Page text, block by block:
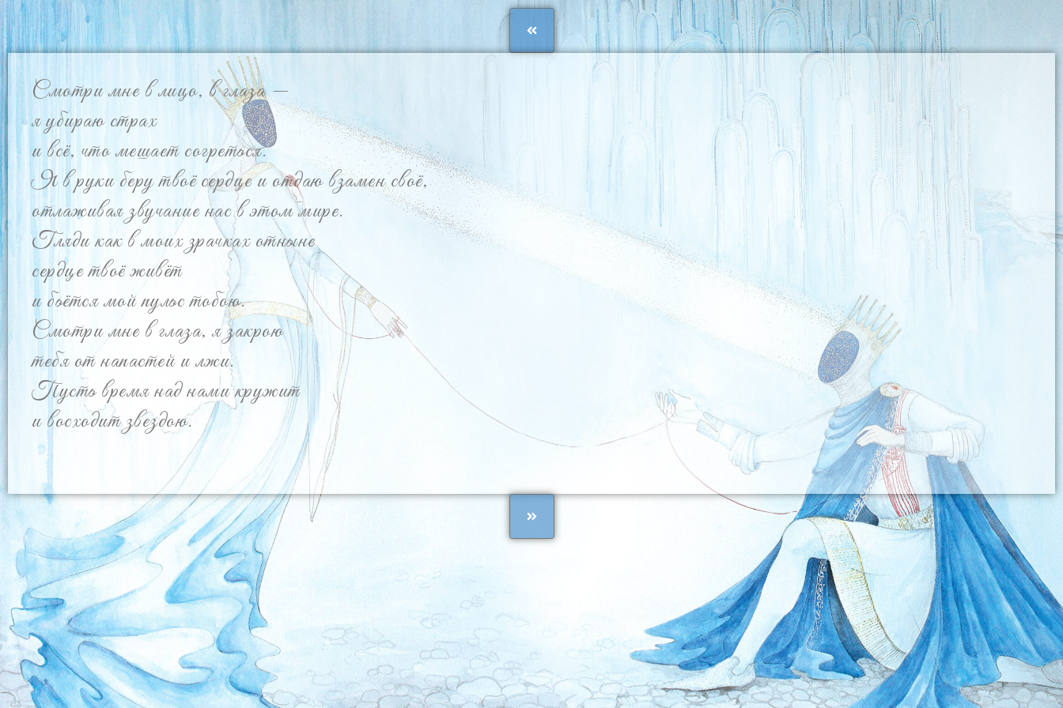
Смотри мне в лицо, в глаза —
я убираю страх
и всё, что мешает согреться.
Я в руки беру твоё сердце и отдаю взамен своё,
отлаживая звучание нас в этом мире.
Гляди как в моих зрачках отныне
сердце твоё живёт
и бьётся мой пульс тобою.
Смотри мне в глаза, я закрою
тебя от напастей и лжи.
Пусть время над нами кружит
и восходит звездою.